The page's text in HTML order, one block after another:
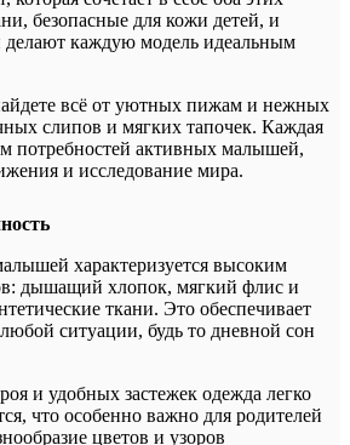
безопасные для кожи детей, и
делают каждую модель идеальным
всё от уютных пижам и нежных
слипов и мягких тапочек. Каждая
потребностей активных малышей,
и исследование мира.
характеризуется высоким
дышащий хлопок, мягкий флис и
ткани. Это обеспечивает
ситуации, будь то дневной сон
и удобных застежек одежда легко
что особенно важно для родителей
цветов и узоров